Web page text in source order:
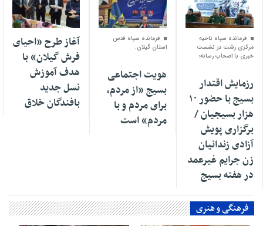
۰۳ آذر ۱۴۰۴
فرمانده سپاه ناحیه
مرکزی رشت در نشست
خبری با اصحاب رسانه؛
رزمایش اقتدار
بسیج با حضور ۱۰
هزار بسیجیان /
برگزاری پویش
آزادی زندانیان
زن جرایم غیرعمد
در هفته بسیج
۳۰ آبان ۱۴۰۴
فرمانده سپاه قدس
استان گیلان:
هویت اجتماعی
بسیج «از مردم،
برای مردم و با
مردم» است
۰۶ آبان ۱۴۰۴
آغاز طرح «احیای
فرش گیلان» با
هدف آموزش
نسل جدید
بافندگان خلاق
فرهنگی و هنری